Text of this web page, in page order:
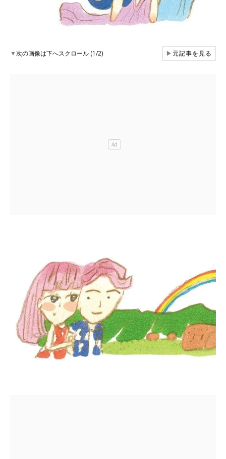
▼次の画像は下へスクロール (1/2) ▶元記事を見る